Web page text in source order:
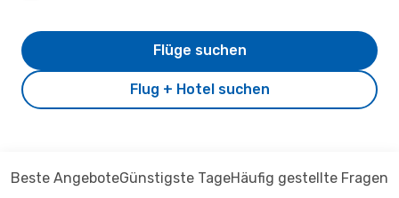
Flug + Hotel suchen
Flüge suchen
Beste AngeboteGünstigste TageHäufig gestellte Fragen